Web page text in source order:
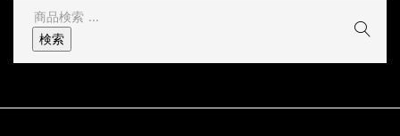
検
索
結
検索